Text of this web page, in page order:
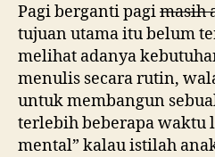
Pagi berganti pagimasih
tujuan utama itu belum
melihat adanya
menulis secara rutin,
untuk membangun
terlebih beberapa waktu
mental” kalau istilah